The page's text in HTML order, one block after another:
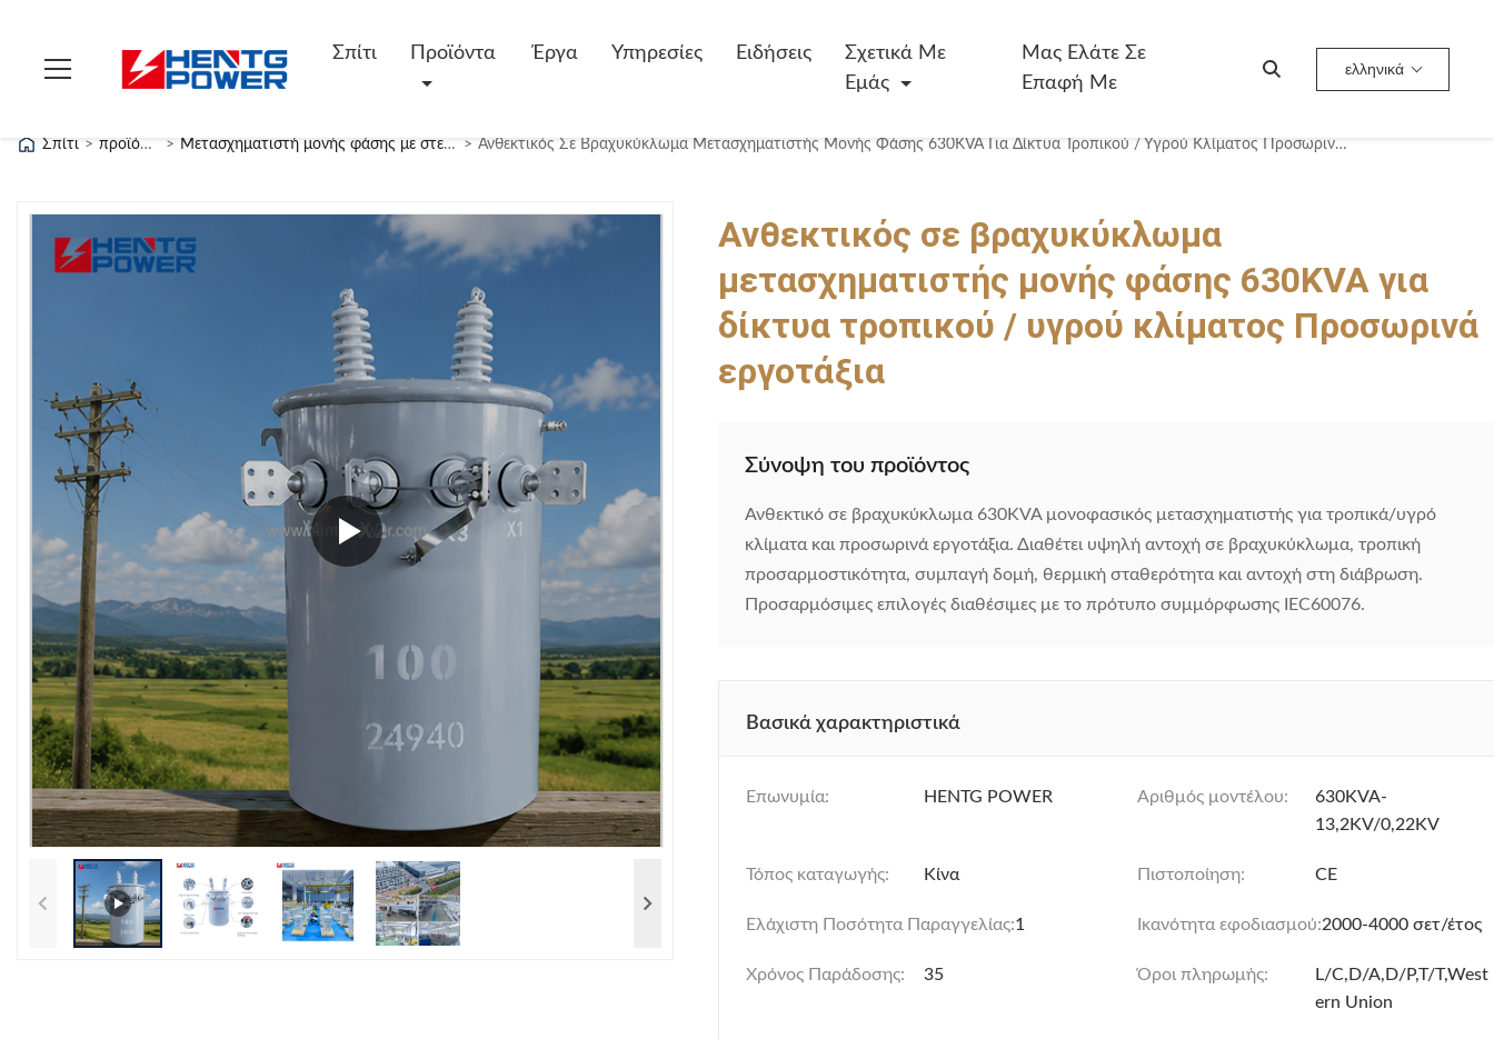
Σπίτι Προϊόντα Έργα Υπηρεσίες Ειδήσεις
Σχετικά Με
Εμάς
Μας Ελάτε Σε
Επαφή Με
ελληνικά
Σπίτι > προϊόντα > Μετασχηματιστή μονής φάσης με στεφάνη > Ανθεκτικός Σε Βραχυκύκλωμα Μετασχηματιστής Μονής Φάσης 630KVA Για Δίκτυα Τροπικού / Υγρού Κλίματος Προσωρινά Εργοτάξια
Ανθεκτικός σε βραχυκύκλωμα
μετασχηματιστής μονής φάσης 630KVA για
δίκτυα τροπικού / υγρού κλίματος Προσωρινά
εργοτάξια
Σύνοψη του προϊόντος
Ανθεκτικό σε βραχυκύκλωμα 630KVA μονοφασικός μετασχηματιστής για τροπικά/υγρό
κλίματα και προσωρινά εργοτάξια. Διαθέτει υψηλή αντοχή σε βραχυκύκλωμα, τροπική
προσαρμοστικότητα, συμπαγή δομή, θερμική σταθερότητα και αντοχή στη διάβρωση.
Προσαρμόσιμες επιλογές διαθέσιμες με το πρότυπο συμμόρφωσης IEC60076.
Βασικά χαρακτηριστικά
Επωνυμία: HENTG POWER Αριθμός μοντέλου:
630KVA-
13,2KV/0,22KV
Τόπος καταγωγής: Κίνα Πιστοποίηση: CE
Ελάχιστη Ποσότητα Παραγγελίας:1 Ικανότητα εφοδιασμού:2000-4000 σετ/έτος
Χρόνος Παράδοσης: 35 Όροι πληρωμής:
L/C,D/A,D/P,T/T,West
ern Union